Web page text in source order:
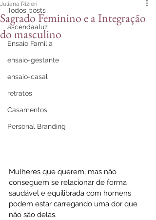
Todos posts
ascendaaluz
Ensaio Familia
ensaio-gestante
ensaio-casal
retratos
Casamentos
Personal Branding
Sagrado Feminino e a Integração
do masculino
Juliana Rizieri
Mulheres que querem, mas não
conseguem se relacionar de forma
saudável e equilibrada com homens
podem estar carregando uma dor que
não são delas.